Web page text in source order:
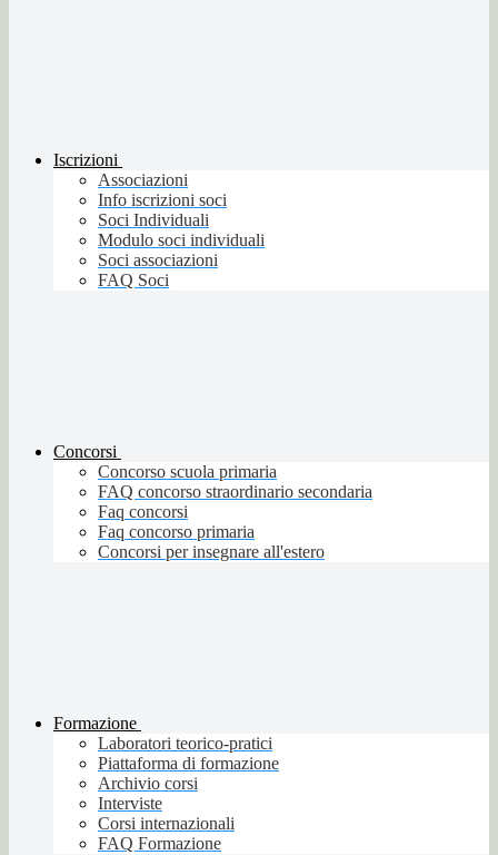
Iscrizioni
Associazioni
Info iscrizioni soci
Soci Individuali
Modulo soci individuali
Soci associazioni
FAQ Soci
Concorsi
Concorso scuola primaria
FAQ concorso straordinario secondaria
Faq concorsi
Faq concorso primaria
Concorsi per insegnare all'estero
Formazione
Laboratori teorico-pratici
Piattaforma di formazione
Archivio corsi
Interviste
Corsi internazionali
FAQ Formazione